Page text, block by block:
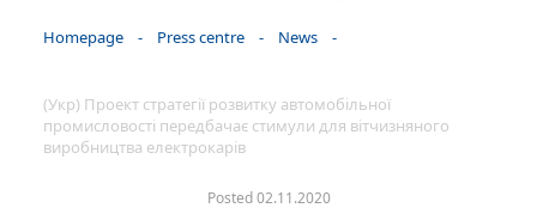
Homepage - Press centre - News -
(Укр) Проект стратегії розвитку автомобільної
промисловості передбачає стимули для вітчизняного
виробництва електрокарів
Posted 02.11.2020